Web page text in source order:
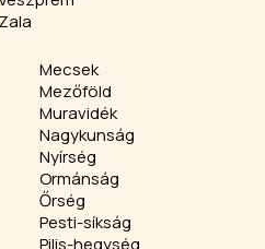
Zala
Mecsek
Mezőföld
Muravidék
Nagykunság
Nyírség
Ormánság
Őrség
Pesti-síkság
Pilis-hegység